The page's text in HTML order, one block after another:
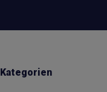
Kategorien